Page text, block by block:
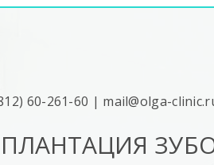
60-261-60 | mail@olga-